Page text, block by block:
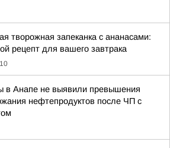
творожная запеканка с ананасами:
рецепт для вашего завтрака
в Анапе не выявили превышения
нефтепродуктов после ЧП с